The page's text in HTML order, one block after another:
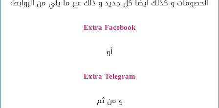
Extra Facebook
أو
Extra Telegram
و من ثم